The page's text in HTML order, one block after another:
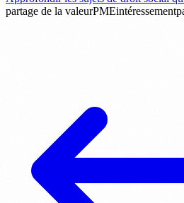
partage de la valeurPMEintéressement